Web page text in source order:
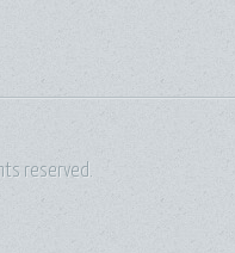
reserved.